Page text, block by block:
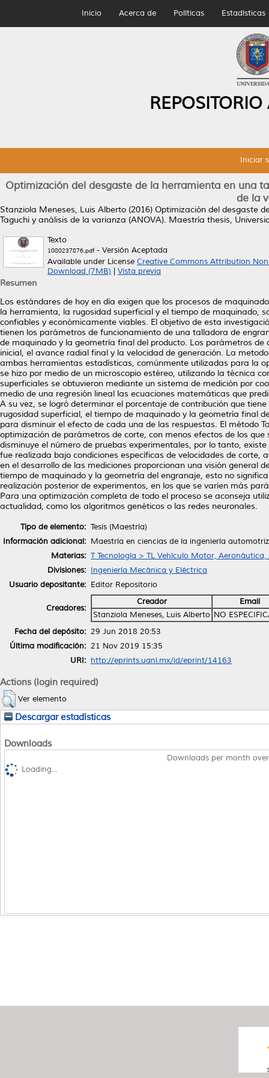
Inicio Acerca de Políticas Estadísticas
Iniciar
Optimización del desgaste de la herramienta en una
de la
Stanziola Meneses, Luis Alberto (2016) Optimización del desgaste
Taguchi y análisis de la varianza (ANOVA). Maestría thesis,
Texto
1080237876.pdf- Versión Aceptada
Available under License Creative Commons Attribution
Download (7MB)
Vista previa
Resumen
Los estándares de hoy en día exigen que los procesos de
la herramienta, la rugosidad superficial y el tiempo de maquinado,
confiables y económicamente viables. El objetivo de esta
tienen los parámetros de funcionamiento de una talladora de
de maquinado y la geometría final del producto. Los parámetros
inicial, el avance radial final y la velocidad de generación. La
ambas herramientas estadísticas, comúnmente utilizadas para la
se hizo por medio de un microscopio estéreo, utilizando la técnica
superficiales se obtuvieron mediante un sistema de medición por
medio de una regresión lineal las ecuaciones matemáticas que
A su vez, se logró determinar el porcentaje de contribución que
rugosidad superficial, el tiempo de maquinado y la geometría final
para disminuir el efecto de cada una de las respuestas. El método
optimización de parámetros de corte, con menos efectos de los
disminuye el número de pruebas experimentales, por lo tanto,
fue realizada bajo condiciones específicas de velocidades de corte,
en el desarrollo de las mediciones proporcionan una visión general
tiempo de maquinado y la geometría del engranaje, esto no
realización posterior de experimentos, en los que se varíen más
Para una optimización completa de todo el proceso se aconseja
actualidad, como los algoritmos genéticos o las redes neuronales.
Tipo de elemento: Tesis (Maestría)
Información adicional: Maestría en ciencias de la ingeniería automotriz
Materias: T Tecnología > TL Vehículo Motor,
Divisiones: Ingeniería Mecánica y Eléctrica
Usuario depositante: Editor Repositorio
Creadores:
Creador
Email
Stanziola Meneses, Luis Alberto NO
Fecha del depósito: 29 Jun 2018 20:53
Última modificación: 21 Nov 2019 15:35
URI: http://eprints.uanl.mx/id/eprint/14163
Actions (login required)
Ver elemento
Descargar estadísticas
Downloads
Downloads per month
Loading...